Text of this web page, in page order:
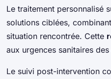
Le traitement personnalisé
solutions ciblées,
situation rencontrée. Cette
aux urgences sanitaires
Le suivi post-intervention